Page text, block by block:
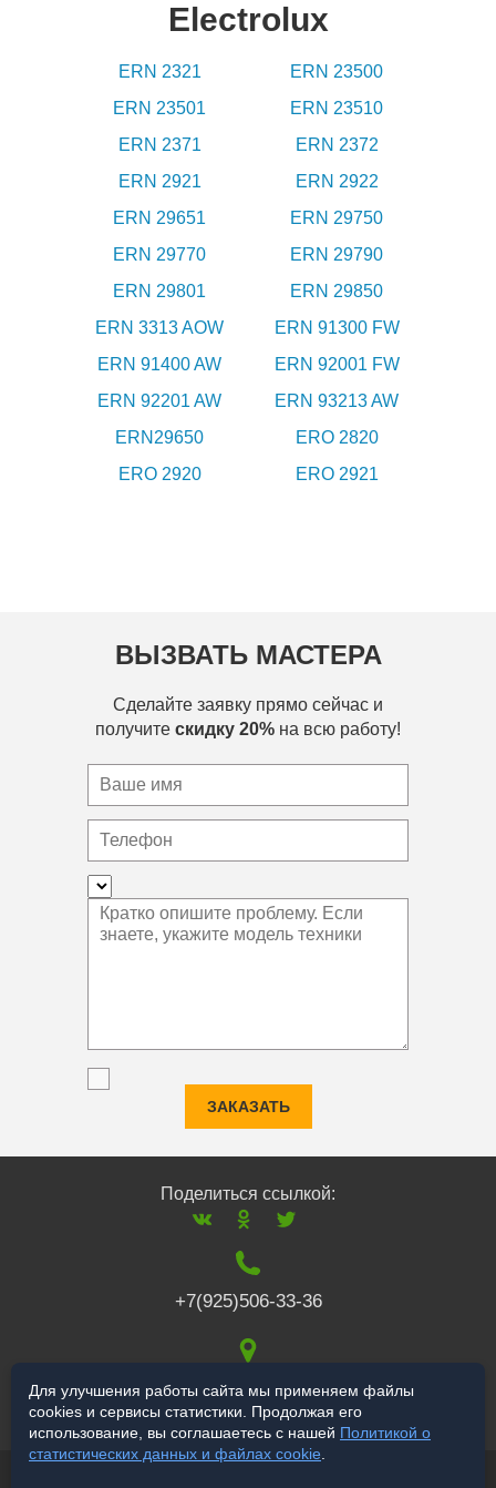
Electrolux
ERN 2321
ERN 23500
ERN 23501
ERN 23510
ERN 2371
ERN 2372
ERN 2921
ERN 2922
ERN 29651
ERN 29750
ERN 29770
ERN 29790
ERN 29801
ERN 29850
ERN 3313 AOW
ERN 91300 FW
ERN 91400 AW
ERN 92001 FW
ERN 92201 AW
ERN 93213 AW
ERN29650
ERO 2820
ERO 2920
ERO 2921
ВЫЗВАТЬ МАСТЕРА
Сделайте заявку прямо сейчас и
получите скидку 20% на всю работу!
ЗАКАЗАТЬ
Поделиться ссылкой:
+7(925)506-33-36
117519,г. Москва,
Варшавское ш., 132
Для улучшения работы сайта мы применяем файлы
cookies и сервисы статистики. Продолжая его
использование, вы соглашаетесь с нашей Политикой о
статистических данных и файлах cookie